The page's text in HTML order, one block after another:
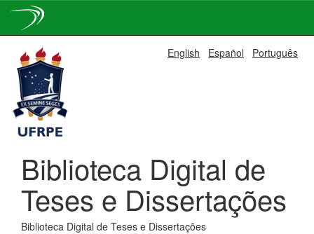
navigation
English Español Português
Biblioteca Digital de
Teses e Dissertações
Biblioteca Digital de Teses e Dissertações